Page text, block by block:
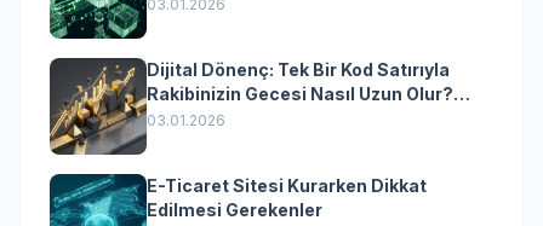
03.01.2026
Dijital Dönenç: Tek Bir Kod Satırıyla
Rakibinizin Gecesi Nasıl Uzun Olur?
(Kurumsal Yazılımın Güçlü Rolü)
03.01.2026
E-Ticaret Sitesi Kurarken Dikkat
Edilmesi Gerekenler